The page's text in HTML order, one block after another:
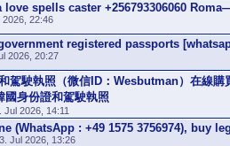
love spells caster +256793306060
22:46
registered passports
2026, 20:27
駕駛執照（微信ID：Wesbutman）在線購
國身份證和駕駛執照
Jul 2026, 14:11
(WhatsApp : +49 1575 3756974), buy
Jul 2026, 13:26